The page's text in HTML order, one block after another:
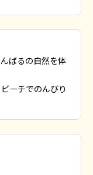
ばるの自然を体
ーチでのんびり